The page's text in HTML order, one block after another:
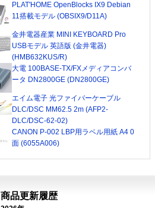
PLAT'HOME OpenBlocks IX9 Debian
11搭載モデル (OBSIX9/D11A)
金井電器産業 MINI KEYBOARD Pro
USBモデル 英語版 (金井電器)
(HMB632KUS/R)
大電 100BASE-TX/FXメディアコンバ
ータ DN2800GE (DN2800GE)
エイム電子 光ファイバーケーブル
DLC/DSC MM62.5 2m (AFP2-
DLC/DSC-62-02)
CANON P-002 LBP用ラベル用紙 A4 0
面 (6055A006)
商品更新履歴